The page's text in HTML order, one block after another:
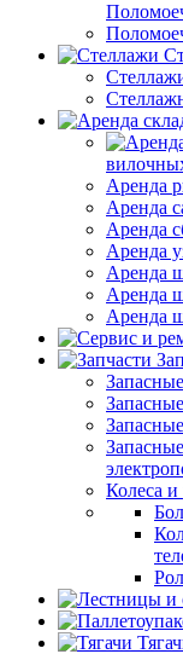
Аренда
Аренда
Аренда
Аренда
Аренда
Аренда
Аренда
Колеса и